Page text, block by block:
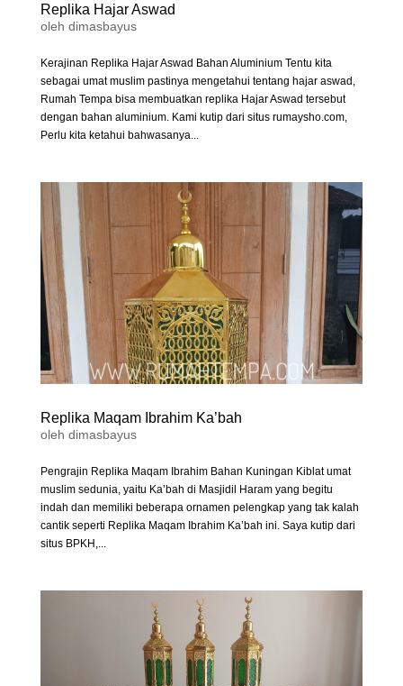
Replika Hajar Aswad
oleh dimasbayus
Kerajinan Replika Hajar Aswad Bahan Aluminium Tentu kita
sebagai umat muslim pastinya mengetahui tentang hajar aswad,
Rumah Tempa bisa membuatkan replika Hajar Aswad tersebut
dengan bahan aluminium. Kami kutip dari situs rumaysho.com,
Perlu kita ketahui bahwasanya...
Replika Maqam Ibrahim Ka’bah
oleh dimasbayus
Pengrajin Replika Maqam Ibrahim Bahan Kuningan Kiblat umat
muslim sedunia, yaitu Ka’bah di Masjidil Haram yang begitu
indah dan memiliki beberapa ornamen pelengkap yang tak kalah
cantik seperti Replika Maqam Ibrahim Ka’bah ini. Saya kutip dari
situs BPKH,...